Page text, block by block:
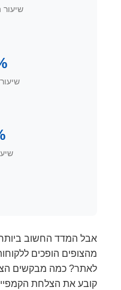
אבל המדד החשוב
מהצופים הופכים
לאתר? כמה מבקשים
קובע את הצלחת